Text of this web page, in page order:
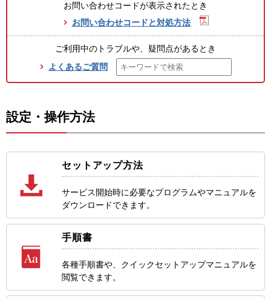
お問い合わせコードが表示されたとき
お問い合わせコードと対処方法
ご利用中のトラブルや、疑問点があるとき
よくあるご質問
設定・操作方法
セットアップ方法
サービス開始時に必要なプログラムやマニュアルを
ダウンロードできます。
手順書
各種手順書や、クイックセットアップマニュアルを
閲覧できます。